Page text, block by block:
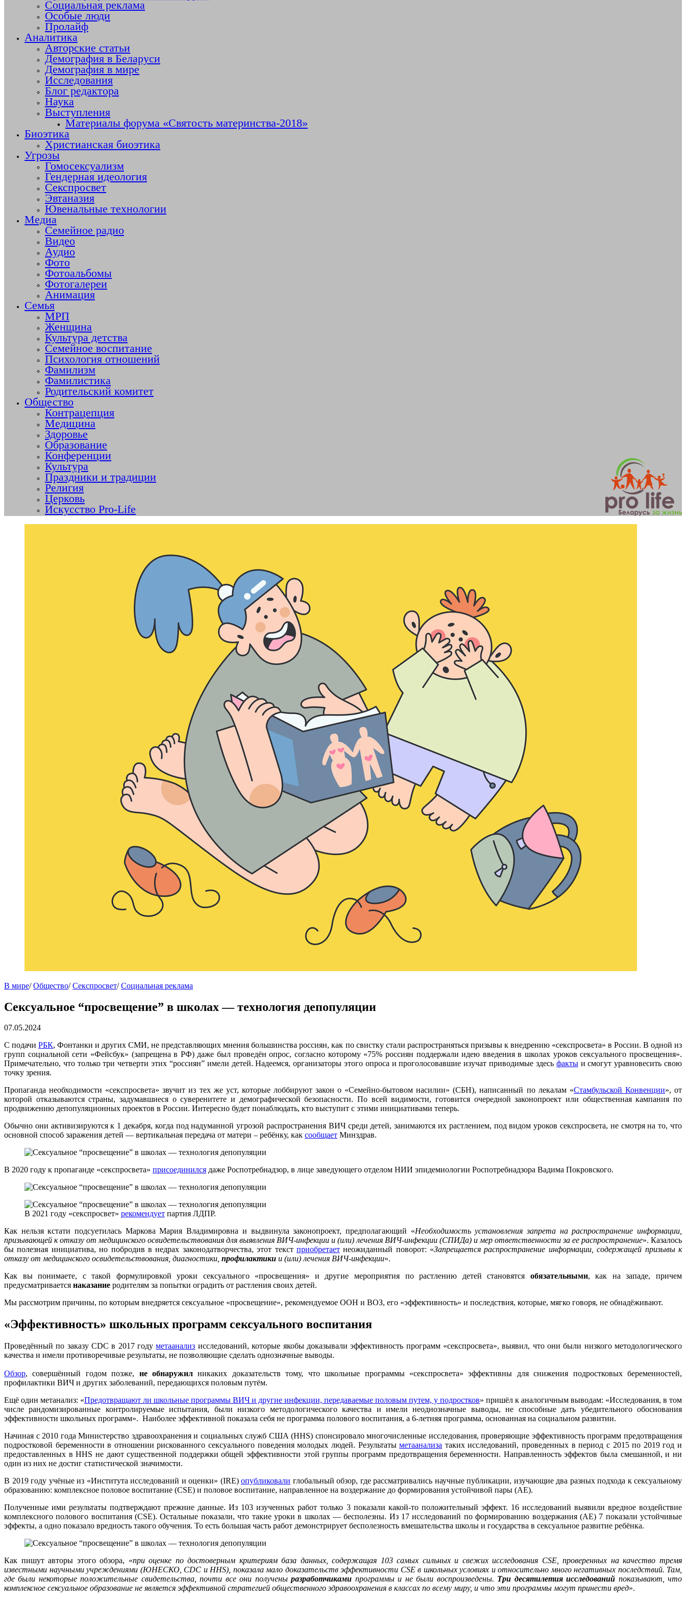
Социальная реклама
Особые люди
Пролайф
Аналитика
Авторские статьи
Демография в Беларуси
Демография в мире
Исследования
Блог редактора
Наука
Выступления
Материалы форума «Святость материнства-2018»
Биоэтика
Христианская биоэтика
Угрозы
Гомосексуализм
Гендерная идеология
Секспросвет
Эвтаназия
Ювенальные технологии
Медиа
Семейное радио
Видео
Аудио
Фото
Фотоальбомы
Фотогалереи
Анимация
Семья
МРП
Женщина
Культура детства
Семейное воспитание
Психология отношений
Фамилизм
Фамилистика
Родительский комитет
Общество
Контрацепция
Медицина
Здоровье
Образование
Конференции
Культура
Праздники и традиции
Религия
Церковь
Искусство Pro-Life
В мире/Общество/Секспросвет/Социальная реклама
Сексуальное “просвещение” в школах — технология депопуляции
07.05.2024
С подачиРБК, Фонтанки и других СМИ, не представляющих мнения большинства россиян, как по свистку стали распространяться призывы к внедрению «секспросвета» в России. В одной из
групп социальной сети «Фейсбук» (запрещена в РФ) даже был проведён опрос, согласно которому «75% россиян поддержали идею введения в школах уроков сексуального просвещения».
Примечательно, что только три четверти этих “россиян” имели детей. Надеемся, организаторы этого опроса и проголосовавшие изучат приводимые здесь фактыи смогут уравновесить свою
точку зрения.
Пропаганда необходимости «секспросвета» звучит из тех же уст, которые лоббируют закон о «Семейно-бытовом насилии» (СБН), написанный по лекалам «Стамбульской Конвенции», от
которой отказываются страны, задумавшиеся о суверенитете и демографической безопасности. По всей видимости, готовится очередной законопроект или общественная кампания по
продвижению депопуляционных проектов в России. Интересно будет понаблюдать, кто выступит с этими инициативами теперь.
Обычно они активизируются к 1 декабря, когда под надуманной угрозой распространения ВИЧ среди детей, занимаются их растлением, под видом уроков секспросвета, не смотря на то, что
основной способ заражения детей — вертикальная передача от матери – ребёнку, как сообщает Минздрав.
В 2020 году к пропаганде «секспросвета» присоединился даже Роспотребнадзор, в лице заведующего отделом НИИ эпидемиологии Роспотребнадзора Вадима Покровского.
В 2021 году «секспросвет» рекомендует партия ЛДПР.
Как нельзя кстати подсуетилась Маркова Мария Владимировна и выдвинула законопроект, предполагающий «Необходимость установления запрета на распространение информации,
призывающей к отказу от медицинского освидетельствования для выявления ВИЧ-инфекции и (или) лечения ВИЧ-инфекции (СПИДа) и мер ответственности за ее распространение». Казалось
бы полезная инициатива, но побродив в недрах законодатворчества, этот текст приобретаетнеожиданный поворот: «Запрещается распространение информации, содержащей призывы к
отказу от медицинского освидетельствования, диагностики, профилактики и (или) лечения ВИЧ-инфекции».
Как вы понимаете, с такой формулировкой уроки сексуального «просвещения» и другие мероприятия по растлению детей становятся обязательными, как на западе, причем
предусматривается наказание родителям за попытки оградить от растления своих детей.
Мы рассмотрим причины, по которым внедряется сексуальное «просвещение», рекомендуемое ООН и ВОЗ, его «эффективность» и последствия, которые, мягко говоря, не обнадёживают.
«Эффективность» школьных программ сексуального воспитания
Проведённый по заказу CDC в 2017 годуметаанализ исследований, которые якобы доказывали эффективность программ «секспросвета», выявил, что они были низкого методологического
качества и имели противоречивые результаты, не позволяющие сделать однозначные выводы.
Обзор, совершённый годом позже, не обнаружил никаких доказательств тому, что школьные программы «секспросвета» эффективны для снижения подростковых беременностей,
профилактики ВИЧ и других заболеваний, передающихся половым путём.
Ещё один метанализ: «Предотвращают ли школьные программы ВИЧ и другие инфекции, передаваемые половым путем, у подростков» пришёл к аналогичным выводам: «Исследования, в том
числе рандомизированные контролируемые испытания, были низкого методологического качества и имели неоднозначные выводы, не способные дать убедительного обоснования
эффективности школьных программ». Наиболее эффективной показала себя не программа полового воспитания, а 6-летняя программа, основанная на социальном развитии.
Начиная с 2010 года Министерство здравоохранения и социальных служб США (HHS) спонсировало многочисленные исследования, проверяющие эффективность программ предотвращения
подростковой беременности в отношении рискованного сексуального поведения молодых людей. Результатыметаанализа таких исследований, проведенных в период с 2015 по 2019 год и
предоставленных в HHS не дают существенной поддержки общей эффективности этой группы программ предотвращения беременности. Направленность эффектов была смешанной, и ни
один из них не достиг статистической значимости.
В 2019 году учёные из «Института исследований и оценки» (IRE) опубликовали глобальный обзор, где рассматривались научные публикации, изучающие два разных подхода к сексуальному
образованию: комплексное половое воспитание (CSE) и половое воспитание, направленное на воздержание до формирования устойчивой пары (AE).
Полученные ими результаты подтверждают прежние данные. Из 103 изученных работ только 3 показали какой-то положительный эффект. 16 исследований выявили вредное воздействие
комплексного полового воспитания (CSE). Остальные показали, что такие уроки в школах — бесполезны. Из 17 исследований по формированию воздержания (AE) 7 показали устойчивые
эффекты, а одно показало вредность такого обучения. То есть большая часть работ демонстрирует бесполезность вмешательства школы и государства в сексуальное развитие ребёнка.
Как пишут авторы этого обзора, «при оценке по достоверным критериям база данных, содержащая 103 самых сильных и свежих исследования CSE, проверенных на качество тремя
известными научными учреждениями (ЮНЕСКО, CDC и HHS), показала мало доказательств эффективности CSE в школьных условиях и относительно много негативных последствий. Там,
где были некоторые положительные свидетельства, почти все они полученыразработчиками программы и не были воспроизведены. Три десятилетия исследований показывают, что
комплексное сексуальное образование не является эффективной стратегией общественного здравоохранения в классах по всему миру, и что эти программы могут принести вред».